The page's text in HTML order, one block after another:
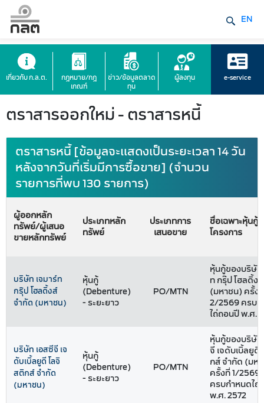
EN
เกี่ยวกับ ก.ล.ต.
กฎหมาย/กฎ
เกณฑ์
ข่าว/ข้อมูลตลาด
ทุน
ผู้ลงทุน e-service
ตราสารออกใหม่ - ตราสารหนี้
ตราสารหนี้ [ข้อมูลจะแสดงเป็นระยะเวลา 14 วัน
หลังจากวันที่เริ่มมีการซื้อขาย] (จำนวน
รายการที่พบ 130 รายการ)
ผู้ออกหลัก
ทรัพย์/ผู้เสนอ
ขายหลักทรัพย์
ประเภทหลัก
ทรัพย์
ประเภทการ
เสนอขาย
ชื่อเฉพาะหุ้นกู้/
โครงการ
บริษัท เจมาร์ท
กรุ๊ป โฮลดิ้งส์
จำกัด (มหาชน)
หุ้นกู้
(Debenture)
- ระยะยาว
PO/MTN
หุ้นกู้ของบริษัท
ท กรุ๊ป โฮลดิ้ง
(มหาชน) ครั้งที่
2/2569 ครบ
ไถ่ถอนปี พ.ศ.
บริษัท เอสซีจี เจ
ดับเบิ้ลยูดี โลจิ
สติกส์ จำกัด
(มหาชน)
หุ้นกู้
(Debenture)
- ระยะยาว
PO/MTN
หุ้นกู้ของบริษัท
จี เจดับเบิ้ลยูดี
กส์ จำกัด (มห
ครั้งที่ 1/2569
ครบกำหนดไถ่
พ.ศ. 2572